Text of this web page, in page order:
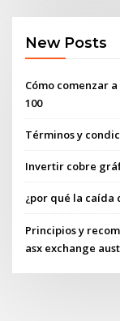
New Posts
Cómo comenzar
100
Términos y
Invertir cobre
¿por qué la
Principios y
asx exchange